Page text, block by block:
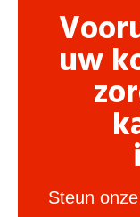
uw
Steun